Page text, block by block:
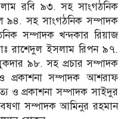
রবি ৯৩. সহ সাংগঠনিক
৯৪. সহ সাংগঠনিক সম্পাদক
সম্পাদক খন্দকার রিয়াজ
রাশেদুল ইসলাম রিপন ৯৭.
৯৮. সহ প্রচার সম্পাদক
প্রকাশনা সম্পাদক আশরাফ
ও প্রকাশনা সম্পাদক সাইদুর
সম্পাদক আমিনুর রহমান